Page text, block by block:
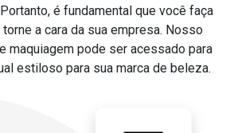
é fundamental que você faça
a cara da sua empresa. Nosso
maquiagem pode ser acessado para
estiloso para sua marca de beleza.